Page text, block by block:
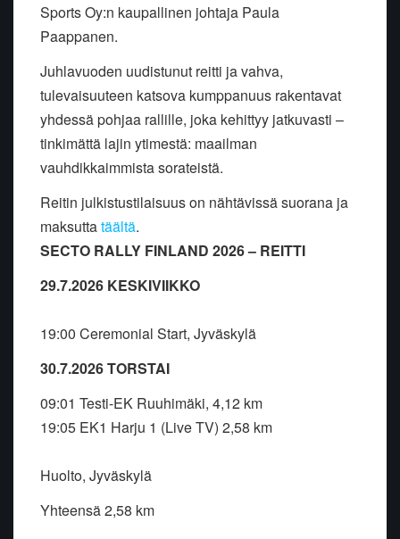
Sports Oy:n kaupallinen johtaja Paula
Paappanen.
Juhlavuoden uudistunut reitti ja vahva,
tulevaisuuteen katsova kumppanuus rakentavat
yhdessä pohjaa rallille, joka kehittyy jatkuvasti –
tinkimättä lajin ytimestä: maailman
vauhdikkaimmista sorateistä.
Reitin julkistustilaisuus on nähtävissä suorana ja
maksuttatäältä.
SECTO RALLY FINLAND 2026 – REITTI
29.7.2026 KESKIVIIKKO
19:00 Ceremonial Start, Jyväskylä
30.7.2026 TORSTAI
09:01 Testi-EK Ruuhimäki, 4,12 km
19:05 EK1 Harju 1 (Live TV) 2,58 km
Huolto, Jyväskylä
Yhteensä 2,58 km